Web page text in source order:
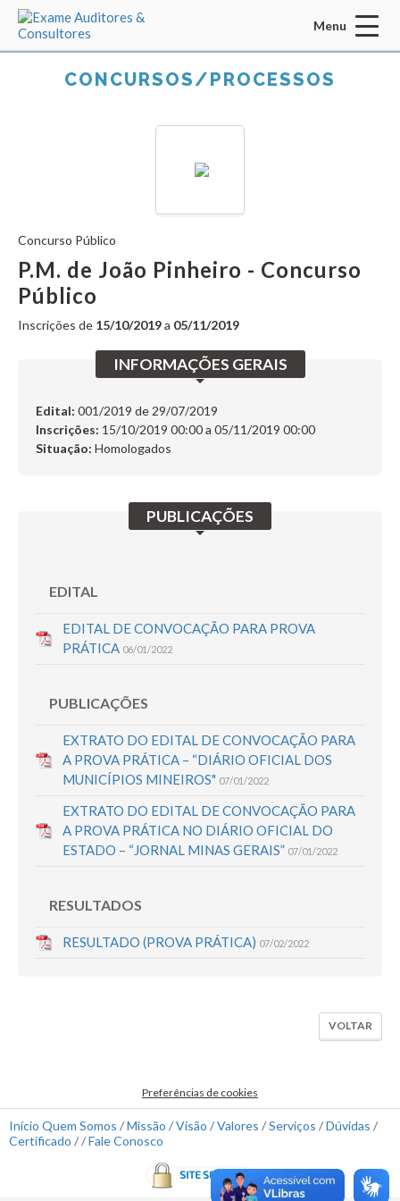
Acessar Área do Candidato:
ENTRAR
Esqueci a senha
INÍCIO
MISSÃO / VISÃO / VALORES
SERVIÇOS
DÚVIDAS
Menu
CONCURSOS/PROCESSOS
Concurso Público
P.M. de João Pinheiro - Concurso
Público
Inscrições de 15/10/2019a 05/11/2019
INFORMAÇÕES GERAIS
Edital: 001/2019 de 29/07/2019
Inscrições: 15/10/2019 00:00 a 05/11/2019 00:00
Situação: Homologados
PUBLICAÇÕES
EDITAL
EDITAL DE CONVOCAÇÃO PARA PROVA
PRÁTICA 06/01/2022
PUBLICAÇÕES
EXTRATO DO EDITAL DE CONVOCAÇÃO PARA
A PROVA PRÁTICA – “DIÁRIO OFICIAL DOS
MUNICÍPIOS MINEIROS" 07/01/2022
EXTRATO DO EDITAL DE CONVOCAÇÃO PARA
A PROVA PRÁTICA NO DIÁRIO OFICIAL DO
ESTADO – “JORNAL MINAS GERAIS” 07/01/2022
RESULTADOS
RESULTADO (PROVA PRÁTICA) 07/02/2022
VOLTAR
Preferências de cookies
Início Quem Somos /Missão / Visão / Valores /Serviços /Dúvidas /
Certificado / /Fale Conosco